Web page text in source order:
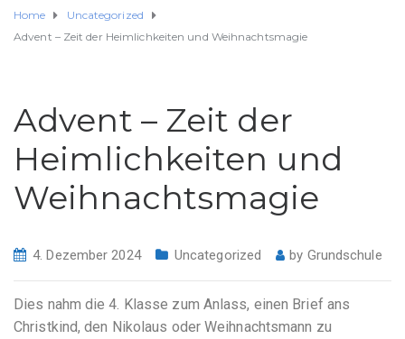
Home
Uncategorized
Advent – Zeit der Heimlichkeiten und Weihnachtsmagie
Advent – Zeit der
Heimlichkeiten und
Weihnachtsmagie
4. Dezember 2024 Uncategorized by Grundschule
Dies nahm die 4. Klasse zum Anlass, einen Brief ans
Christkind, den Nikolaus oder Weihnachtsmann zu